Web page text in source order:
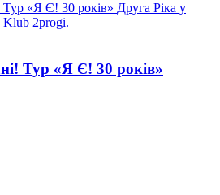
Тур «Я Є! 30 років» Друга Ріка у
Klub 2progi.
Тур «Я Є! 30 років»